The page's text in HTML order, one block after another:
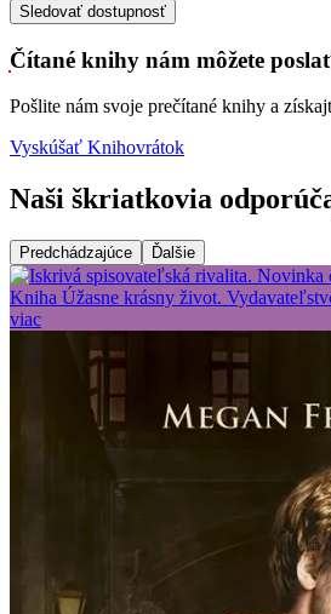
Sledovať dostupnosť
Čítané knihy nám môžete
Pošlite nám svoje prečítané knihy a
Vyskúšať Knihovrátok
Naši škriatkovia
Predchádzajúce Ďalšie